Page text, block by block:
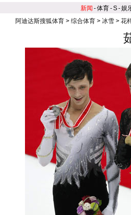
新闻 -体育-S-娱
阿迪达斯搜狐体育> 综合体育> 冰雪> 花